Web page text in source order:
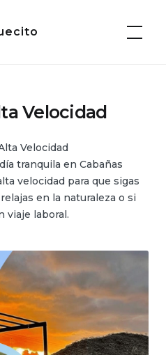
Velocidad
Velocidad
tranquila en Cabañas
velocidad para que sigas
en la naturaleza o si
viaje laboral.